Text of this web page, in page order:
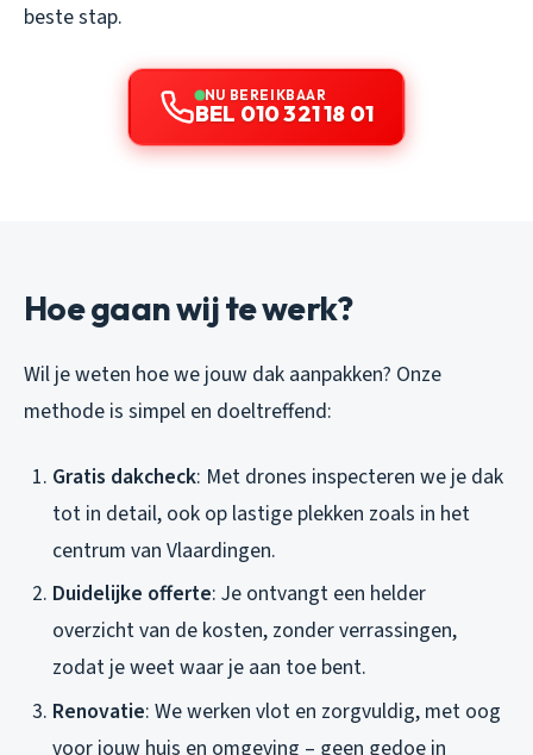
beste stap.
NU BEREIKBAAR
BEL 010 321 18 01
Hoe gaan wij te werk?
Wil je weten hoe we jouw dak aanpakken? Onze
methode is simpel en doeltreffend:
Gratis dakcheck: Met drones inspecteren we je dak
tot in detail, ook op lastige plekken zoals in het
centrum van Vlaardingen.
Duidelijke offerte: Je ontvangt een helder
overzicht van de kosten, zonder verrassingen,
zodat je weet waar je aan toe bent.
Renovatie: We werken vlot en zorgvuldig, met oog
voor jouw huis en omgeving – geen gedoe in